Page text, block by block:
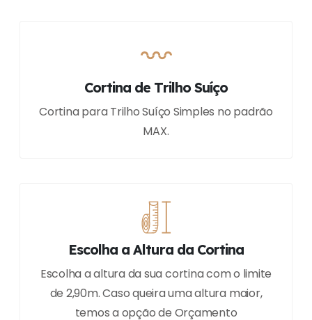
Cortina de Trilho Suíço
Cortina para Trilho Suíço Simples no padrão
MAX.
Escolha a Altura da Cortina
Escolha a altura da sua cortina com o limite
de 2,90m. Caso queira uma altura maior,
temos a opção de Orçamento